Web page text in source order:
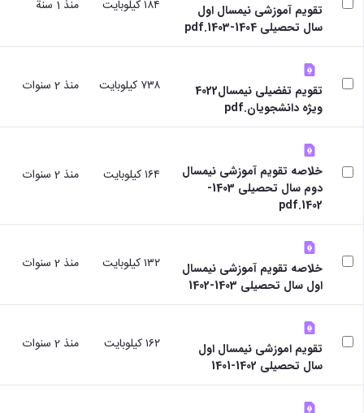
تقویم آموزشی نیمسال اول
سال تحصیلی 1404-1403.pdf
١٨٤ كيلوبايت منذ 1 سنة
تقویم تفضیلی نیمسال4022
ویژه دانشجویان.pdf
٧٣٨ كيلوبايت منذ 2 سنوات
خلاصه تقویم آموزشی نیمسال
دوم سال تحصیلی 1403-
1402.pdf
١٦٤ كيلوبايت منذ 2 سنوات
خلاصه تقویم آموزشی نیمسال
اول سال تحصیلی 1403-1402
١٣٢ كيلوبايت منذ 2 سنوات
تقویم اموزشی نیمسال اول
سال تحصیلی 1402-1401
١٦٢ كيلوبايت منذ 2 سنوات